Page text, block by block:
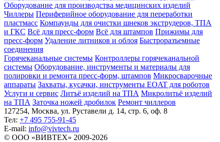
Оборудование для производства медицинских изделий
Чиллеры Периферийное оборудование для переработки
пластмасс Компаунды для очистки шнеков экструдеров, ТПА
и ГКС Всё для пресс-форм Всё для штампов Прижимы для
пресс-форм Удаление литников и облоя Быстроразъемные
соединения
Горячеканальные системы Контроллеры горячеканальной
системы Оборудование, инструменты и материалы для
полировки и ремонта пресс-форм, штампов Микросварочные
аппараты Захваты, кусачки, инструменты EOAT для роботов
Услуги и сервис Литъё изделий на ТПА Микролитьё изделий
на ТПА Заточка ножей дробилок Ремонт чиллеров
127254, Москва, ул. Руставели д. 14, стр. 6, оф. 8
Тел: +7 495 755-91-45
Е-mail: info@vivtech.ru
© ООО «ВИВТЕХ» 2009-2026